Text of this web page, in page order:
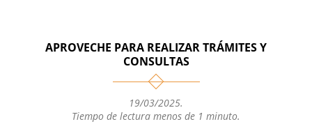
APROVECHE PARA REALIZAR TRÁMITES Y
CONSULTAS
19/03/2025.
Tiempo de lectura menos de 1 minuto.